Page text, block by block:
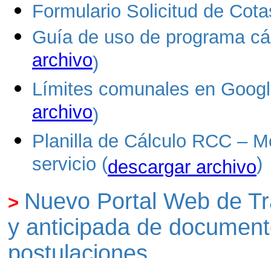
Formulario Solicitud de
Guía de uso de programa
archivo)
Límites comunales en
archivo)
Planilla de Cálculo RCC –
servicio (descargar archivo)
> Nuevo Portal Web de
y anticipada de